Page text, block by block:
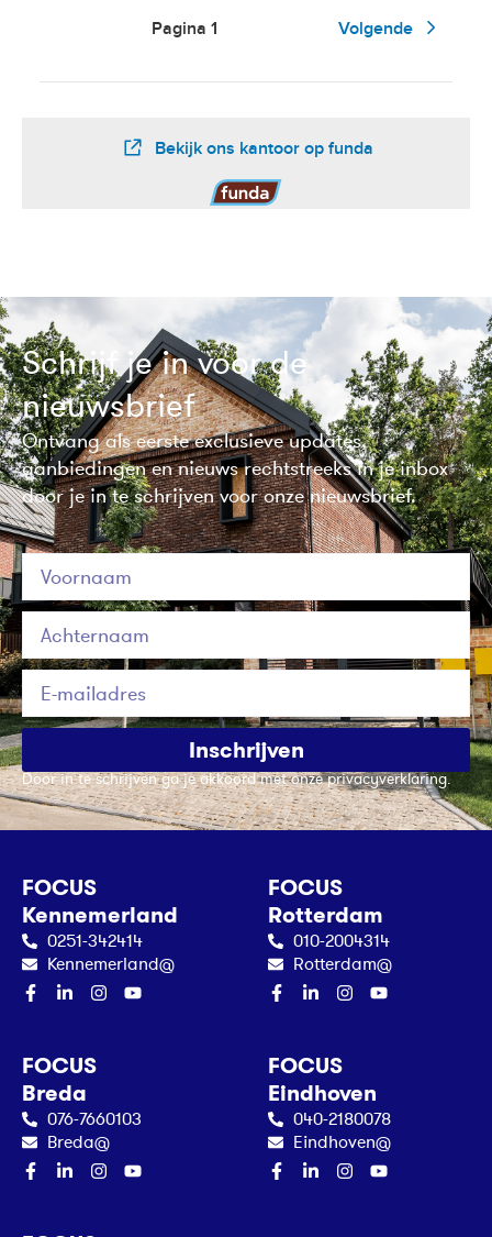
Schrijf je in voor de
nieuwsbrief
Ontvang als eerste exclusieve updates,
aanbiedingen en nieuws rechtstreeks in je inbox
door je in te schrijven voor onze nieuwsbrief.
Inschrijven
Door in te schrijven ga je akkoord met onze privacyverklaring.
FOCUS
Kennemerland
0251-342414
Kennemerland@
FOCUS
Rotterdam
010-2004314
Rotterdam@
FOCUS
Breda
076-7660103
Breda@
FOCUS
Eindhoven
040-2180078
Eindhoven@